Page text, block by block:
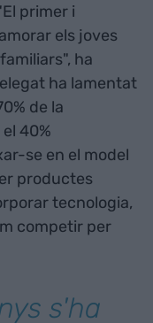
primer i
els joves
ha
ha lamentat
de la
40%
se en el model
productes
tecnologia,
competir per
s'ha